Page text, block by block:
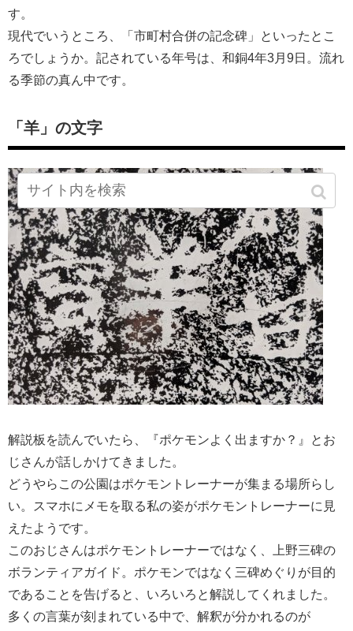
す。
現代でいうところ、「市町村合併の記念碑」といったとこ
ろでしょうか。記されている年号は、和銅4年3月9日。流れ
る季節の真ん中です。
「羊」の文字
解説板を読んでいたら、『ポケモンよく出ますか？』とお
じさんが話しかけてきました。
どうやらこの公園はポケモントレーナーが集まる場所らし
い。スマホにメモを取る私の姿がポケモントレーナーに見
えたようです。
このおじさんはポケモントレーナーではなく、上野三碑の
ボランティアガイド。ポケモンではなく三碑めぐりが目的
であることを告げると、いろいろと解説してくれました。
多くの言葉が刻まれている中で、解釈が分かれるのが